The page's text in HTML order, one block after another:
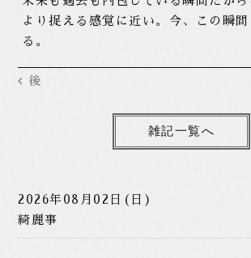
より捉える感覚に近い。今、この瞬
る。
後
雑記一覧へ
2026年08月02日(日)
綺麗事